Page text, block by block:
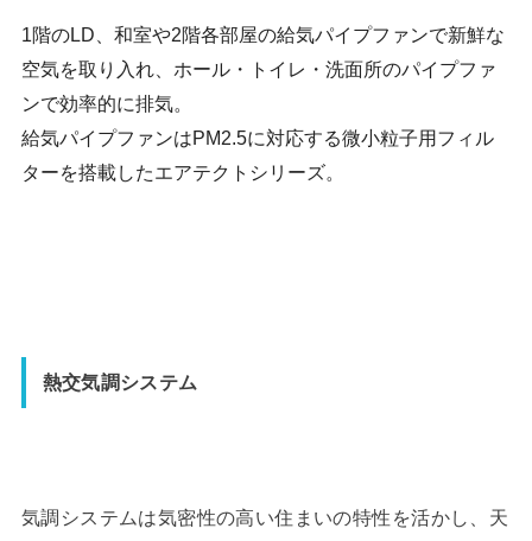
1階のLD、和室や2階各部屋の給気パイプファンで新鮮な
空気を取り入れ、ホール・トイレ・洗面所のパイプファ
ンで効率的に排気。
給気パイプファンはPM2.5に対応する微小粒子用フィル
ターを搭載したエアテクトシリーズ。
熱交気調システム
気調システムは気密性の高い住まいの特性を活かし、天